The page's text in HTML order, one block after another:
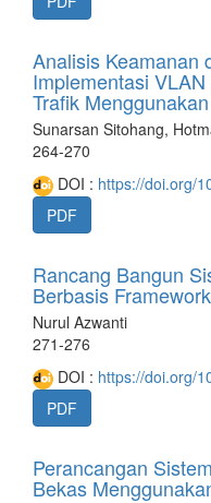
Analisis Keamanan
Implementasi
Trafik
Sunarsan Sitohang,
264-270
DOI : https://doi.org/
PDF
Rancang Bangun
Berbasis
Nurul Azwanti
271-276
DOI : https://doi.org/
PDF
Perancangan
Bekas